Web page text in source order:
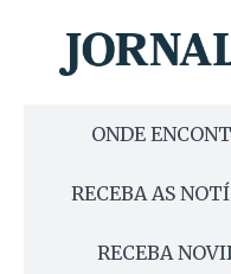
ONDE
RECEBA AS
RECEBA